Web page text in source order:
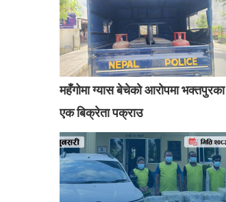
महँगोमा ग्यास बेचेको आरोपमा भक्तपुरका
एक बिक्रेता पक्राउ